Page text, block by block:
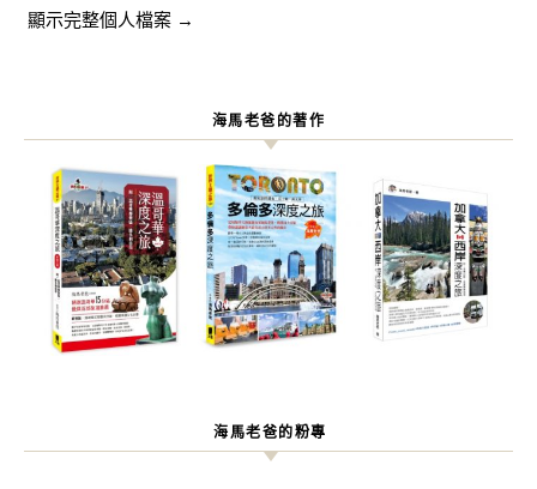
顯示完整個人檔案 →
海馬老爸的著作
海馬老爸的粉專